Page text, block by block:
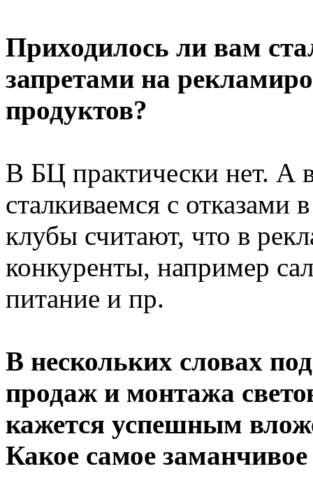
Приходилось ли вам
запретами на
продуктов?
В БЦ практически нет. А
сталкиваемся с отказами
клубы считают, что в
конкуренты, например
питание и пр.
В нескольких словах
продаж и монтажа
кажется успешным
Какое самое